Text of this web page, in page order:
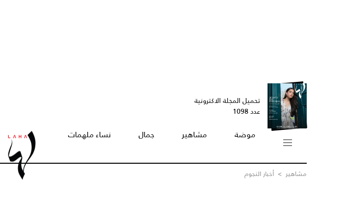
تحميل المجلة الاكترونية
عدد 1098
موضة مشاهير جمال نساء ملهمات
مشاهير > أخبار النجوم